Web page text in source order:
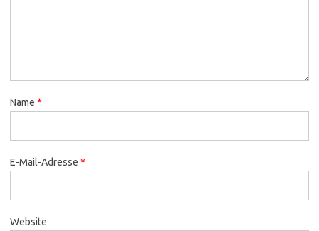
Name *
E-Mail-Adresse *
Website